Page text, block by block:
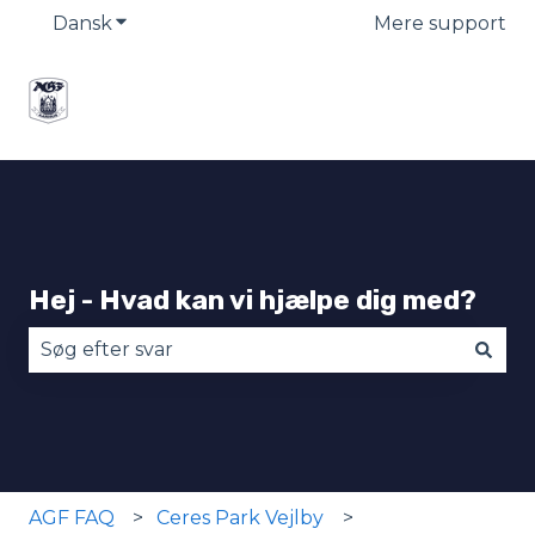
DanskVis undermenu for oversættelserMere support
Hej - Hvad kan vi hjælpe dig med?
AGF FAQ Ceres Park Vejlby